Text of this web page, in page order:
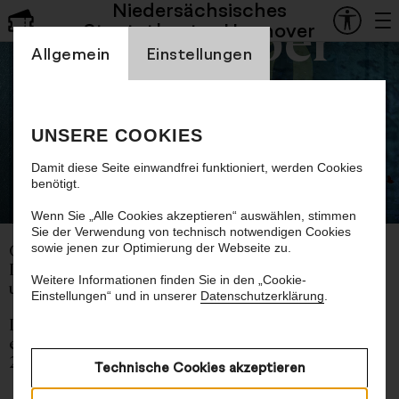
Einstellung Cookienbanner
Allgemein
Einstellungen
UNSERE COOKIES
Damit diese Seite einwandfrei funktioniert, werden Cookies
benötigt.
Wenn Sie „Alle Cookies akzeptieren“ auswählen, stimmen
Sie der Verwendung von technisch notwendigen Cookies
sowie jenen zur Optimierung der Webseite zu.
Weitere Informationen finden Sie in den „Cookie-
Einstellungen“ und in unserer Datenschutzerklärung
Technische Cookies akzeptieren
Niedersächsisches
Staatstheater Hannover
Staatsoper
La Bohème
Oper von Giacomo Puccini
Libretto von Giuseppe Giacosa
und Luigi Illica
In italienischer Sprache mit deutschen und
englischen Übertiteln
2 Stunden 15 Minuten, eine Pause